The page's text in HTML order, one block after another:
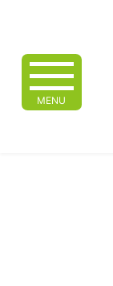
MENU